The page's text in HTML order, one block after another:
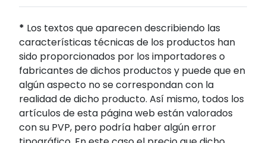
* Los textos que aparecen describiendo las
características técnicas de los productos han
sido proporcionados por los importadores o
fabricantes de dichos productos y puede que en
algún aspecto no se correspondan con la
realidad de dicho producto. Así mismo, todos los
artículos de esta página web están valorados
con su PVP, pero podría haber algún error